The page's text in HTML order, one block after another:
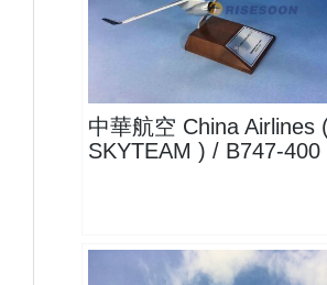
CAL20B744P11
中華航空 China Airlines
SKYTEAM ) / B747-